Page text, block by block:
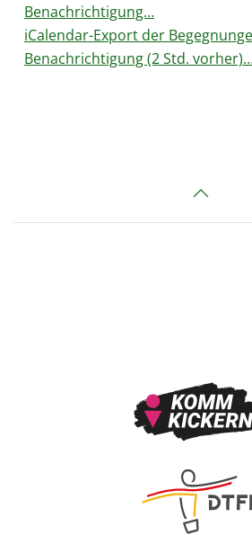
Benachrichtigung…
iCalendar-Export der
Benachrichtigung (2 Std.